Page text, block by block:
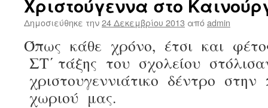
Χριστούγεννα στο
Δημοσιεύθηκε την24 Δεκεμβρίου 2013 απόadmin
Όπως κάθε χρόνο, έτσι και
ΣΤ΄ τάξης του σχολείου
χριστουγεννιάτικο δέντρο
χωριού